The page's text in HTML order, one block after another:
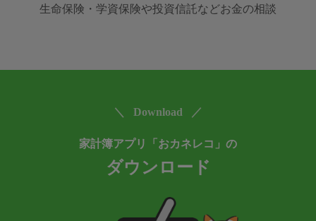
生命保険・学資保険や投資信託などお金の相談
＼ Download ／
家計簿アプリ「おカネレコ」の
ダウンロード